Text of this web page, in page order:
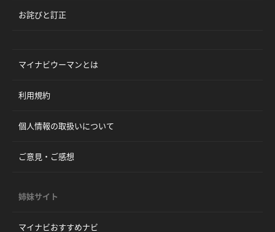
お詫びと訂正
マイナビウーマンとは
利用規約
個人情報の取扱いについて
ご意見・ご感想
姉妹サイト
マイナビおすすめナビ